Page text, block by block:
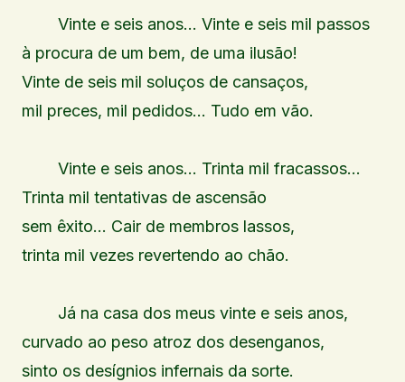
Vinte e seis anos… Vinte e seis mil passos
à procura de um bem, de uma ilusão!
Vinte de seis mil soluços de cansaços,
mil preces, mil pedidos… Tudo em vão.
Vinte e seis anos… Trinta mil fracassos…
Trinta mil tentativas de ascensão
sem êxito… Cair de membros lassos,
trinta mil vezes revertendo ao chão.
Já na casa dos meus vinte e seis anos,
curvado ao peso atroz dos desenganos,
sinto os desígnios infernais da sorte.